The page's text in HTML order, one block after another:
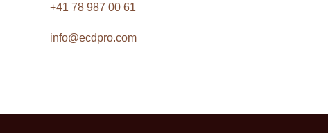
+41 78 987 00 61
info@ecdpro.com